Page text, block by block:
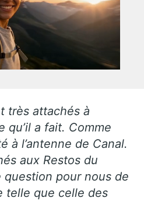
très attachés à
qu’il a fait. Comme
à l’antenne de Canal.
aux Restos du
pour nous de
telle que celle des